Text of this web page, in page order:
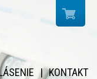
| KONTAKT